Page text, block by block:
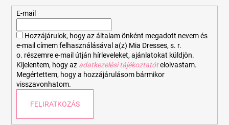
E-mail
Hozzájárulok, hogy az általam önként megadott nevem és
e-mail címem felhasználásával a(z) Mia Dresses, s. r.
o. részemre e-mail útján hírleveleket, ajánlatokat küldjön.
Kijelentem, hogy az adatkezelési tájékoztatót elolvastam.
Megértettem, hogy a hozzájárulásom bármikor
visszavonhatom.
FELIRATKOZÁS